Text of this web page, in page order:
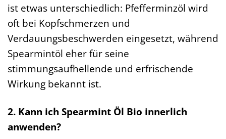
ist etwas unterschiedlich: Pfefferminzöl wird
oft bei Kopfschmerzen und
Verdauungsbeschwerden eingesetzt, während
Spearmintöl eher für seine
stimmungsaufhellende und erfrischende
Wirkung bekannt ist.
2. Kann ich Spearmint Öl Bio innerlich
anwenden?